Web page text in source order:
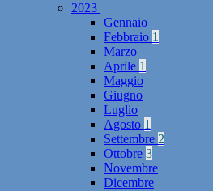
2023
Gennaio
Febbraio 1
Marzo
Aprile 1
Maggio
Giugno
Luglio
Agosto 1
Settembre 2
Ottobre 3
Novembre
Dicembre